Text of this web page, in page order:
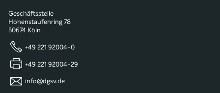
Geschäftsstelle
Hohenstaufenring 78
50674 Köln
+49 221 92004-0
+49 221 92004-29
info@dgsv.de